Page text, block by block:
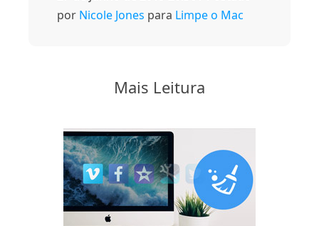
por Nicole Jones para Limpe o Mac
Mais Leitura